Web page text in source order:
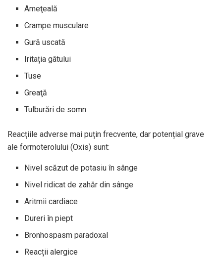
Ameţeală
Crampe musculare
Gură uscată
Iritația gâtului
Tuse
Greaţă
Tulburări de somn
Reacțiile adverse mai puțin frecvente, dar potențial grave
ale formoterolului (Oxis) sunt:
Nivel scăzut de potasiu în sânge
Nivel ridicat de zahăr din sânge
Aritmii cardiace
Dureri în piept
Bronhospasm paradoxal
Reacții alergice